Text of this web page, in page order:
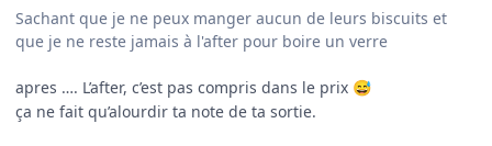
Sachant que je ne peux manger aucun de leurs biscuits et
que je ne reste jamais à l'after pour boire un verre
apres …. L’after, c’est pas compris dans le prix 😅
ça ne fait qu’alourdir ta note de ta sortie.